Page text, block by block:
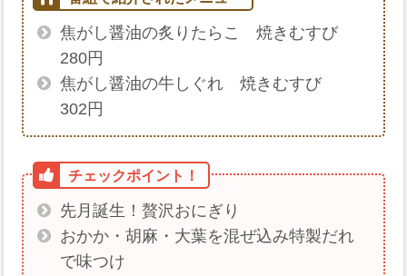
焦がし醤油の炙りたらこ 焼きむすび
280円
焦がし醤油の牛しぐれ 焼きむすび
302円
先月誕生！贅沢おにぎり
おかか・胡麻・大葉を混ぜ込み特製だれ
で味つけ